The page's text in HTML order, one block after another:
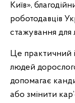
Київ»,
роботодавців
стажування для
Це практичний
людей
допомагає
або змінити